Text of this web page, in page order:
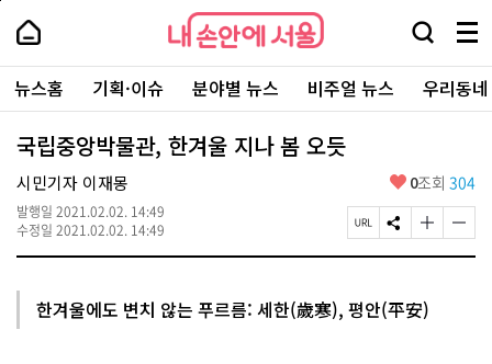
본
로
가
내
손
안
에
서
울
-
서
울
시
대
표
소
포
내
손
에
울
검
창
열
기
메
뉴
전
체
보
주
요
서
뉴스홈 기획·이슈 분야별 뉴스 비주얼 뉴스 우리동
국립중앙박물관, 한겨울 지나 봄 오듯
시민기자 이재몽
발행일 2021.02.02. 14:49
수정일 2021.02.02. 14:49
좋
요
0조회 304
페
이
R
L
S
N
유
하
글
자
크
게
글
자
한겨울에도 변치 않는 푸르름: 세한(歲寒), 평안(平安)
페
상
단
로